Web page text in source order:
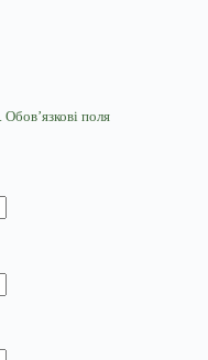
Обов’язкові поля